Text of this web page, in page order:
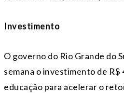
Investimento
O governo do Rio Grande do
semana o investimento de R$
educação para acelerar o